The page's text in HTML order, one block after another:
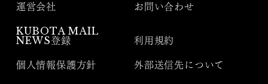
運営会社 お問い合わせ
KUBOTA MAIL
NEWS登録
利用規約
個人情報保護方針 外部送信先について